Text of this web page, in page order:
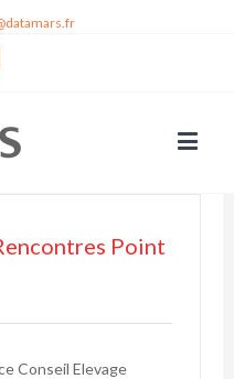
Point
Conseil Elevage